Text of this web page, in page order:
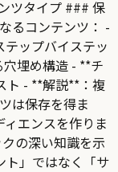
ツタイプ ### 保
るコンテンツ： -
ップバイステッ
埋め構造 - **チ
ト - **解説**：複
は保存を得ま
エンスを作りま
の深い知識を示
ト」ではなく「サ